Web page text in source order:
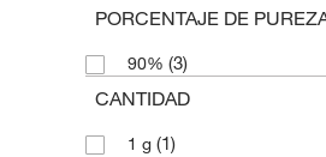
PORCENTAJE DE
90% (3)
CANTIDAD
1 g (1)